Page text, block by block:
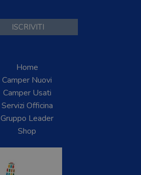
Home
Camper Nuovi
Camper Usati
Servizi Officina
Gruppo Leader
Shop